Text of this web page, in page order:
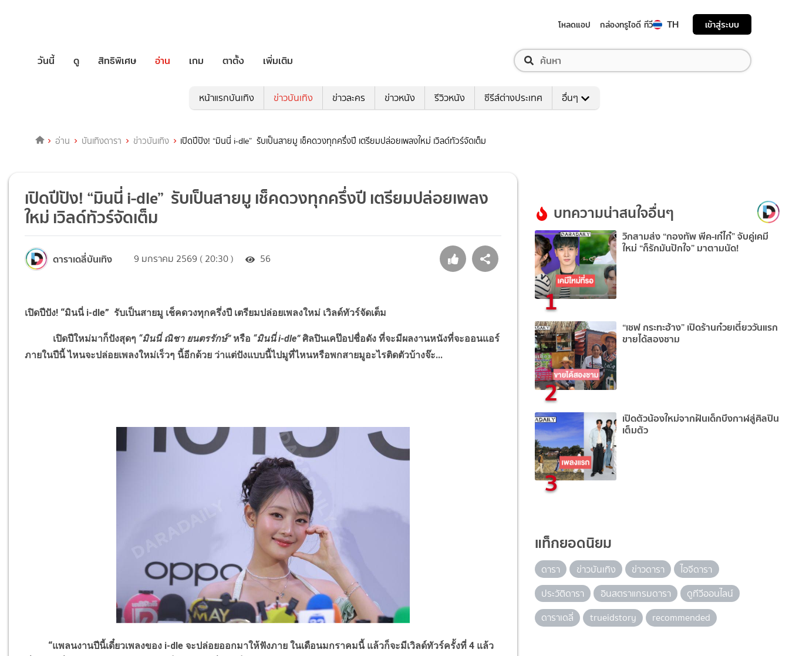
โหลดแอป กล่องทรูไอดี ทีวี TH เข้าสู่ระบบ
วันนี้ ดู สิทธิพิเศษ อ่าน เกม ตาตั้ง เพิ่มเติม
หน้าแรกบันเทิง ข่าวบันเทิง ข่าวละคร ข่าวหนัง รีวิวหนัง ซีรีส์ต่างประเทศ อื่นๆ
อ่าน บันเทิงดารา ข่าวบันเทิง เปิดปีปัง! “มินนี่ i-dle” รับเป็นสายมู เช็คดวงทุกครึ่งปี เตรียมปล่อยเพลงใหม่ เวิลด์ทัวร์จัดเต็ม
เปิดปีปัง! “มินนี่ i-dle” รับเป็นสายมู เช็คดวงทุกครึ่งปี เตรียมปล่อยเพลง
ใหม่ เวิลด์ทัวร์จัดเต็ม
ดาราเดลี่บันเทิง 9 มกราคม 2569 ( 20:30 ) 56
เปิดปีปัง! “มินนี่ i-dle” รับเป็นสายมู เช็คดวงทุกครึ่งปี เตรียมปล่อยเพลงใหม่ เวิลด์ทัวร์จัดเต็ม
เปิดปีใหม่มาก็ปังสุดๆ “มินนี่ ณิชา ยนตรรักษ์” หรือ “มินนี่i-dle”ศิลปินเคป๊อปชื่อดัง ที่จะมีผลงานหนังที่จะออนแอร์
ภายในปีนี้ ไหนจะปล่อยเพลงใหม่เร็วๆ นี้อีกด้วย ว่าแต่ปังแบบนี้ไปมูที่ไหนหรือพกสายมูอะไรติดตัวบ้างจ๊ะ...
“แพลนงานปีนี้เดี๋ยวเพลงของ i-dleจะปล่อยออกมาให้ฟังภาย ในเดือนมกราคมนี้ แล้วก็จะมีเวิลด์ทัวร์ครั้งที่ 4 แล้ว
บทความน่าสนใจอื่นๆ
1
วิกสามส่ง “กองทัพ พีค-เก๋ไก๋” จับคู่เคมี
ใหม่ “ก็รักมันปักใจ” มาตามนัด!
2
“เชฟ กระทะฮ้าง” เปิดร้านก๋วยเตี๋ยววันแรก
ขายได้สองชาม
3
เปิดตัวน้องใหม่จากฝันเด็กบึงกาฬสู่ศิลปิน
เต็มตัว
แท็กยอดนิยม
ดารา ข่าวบันเทิง ข่าวดารา
ไอจีดารา
ประวัติดารา
อินสตราแกรมดารา
ดูทีวีออนไลน์
ดาราเดลี่
trueidstory recommended